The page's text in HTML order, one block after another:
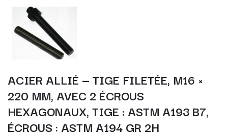
ACIER ALLIÉ — TIGE FILETÉE, M16 ×
220 MM, AVEC 2 ÉCROUS
HEXAGONAUX, TIGE : ASTM A193 B7,
ÉCROUS : ASTM A194 GR 2H